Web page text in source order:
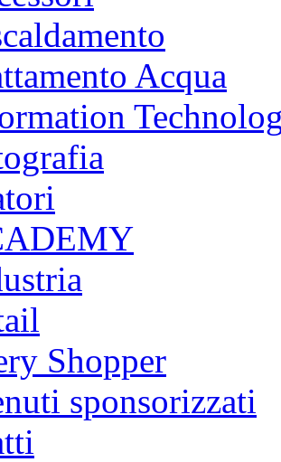
Acqua
Shopper
sponsorizzati